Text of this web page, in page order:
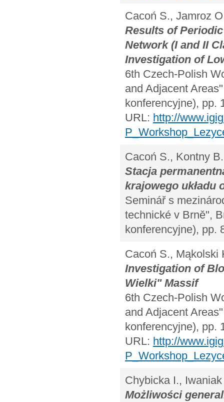
Cacoń S., Jamroz
Results of
Network (I and II
Investigation of
6th Czech-Polish
and Adjacent
konferencyjne), pp.
URL: http://
Cacoń S., Kontny
Stacja
krajowego układu
Seminář s
technické v Brně",
konferencyjne), pp.
Cacoń S., Mąkolski
Investigation of
Wielki" Massif
6th Czech-Polish
and Adjacent
konferencyjne), pp.
URL: http://
Chybicka I.,
Możliwości